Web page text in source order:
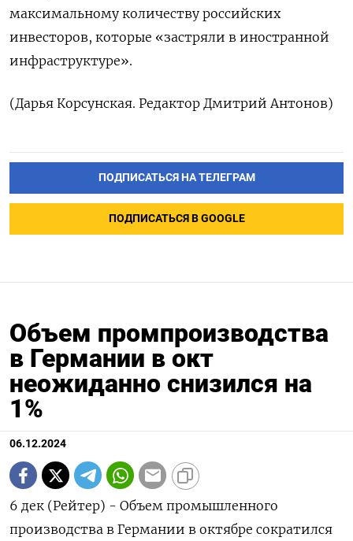
максимальному количеству российских
инвесторов, которые «застряли в иностранной
инфраструктуре».
(Дарья Корсунская. Редактор Дмитрий Антонов)
ПОДПИСАТЬСЯ НА ТЕЛЕГРАМ
ПОДПИСАТЬСЯ В GOOGLE
Объем промпроизводства
в Германии в окт
неожиданно снизился на
1%
06.12.2024
6 дек (Рейтер) - Объем промышленного
производства в Германии в октябре сократился